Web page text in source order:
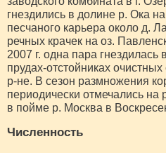
гнездились в долине р. Ока
песчаного карьера около д.
речных крачек на оз.
2007 г. одна пара гнездилась
прудах-отстойниках
р-не. В сезон размножения
периодически отмечались на
в пойме р. Москва в
Численность